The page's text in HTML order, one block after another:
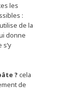
les
:
de la
donne
? cela
de